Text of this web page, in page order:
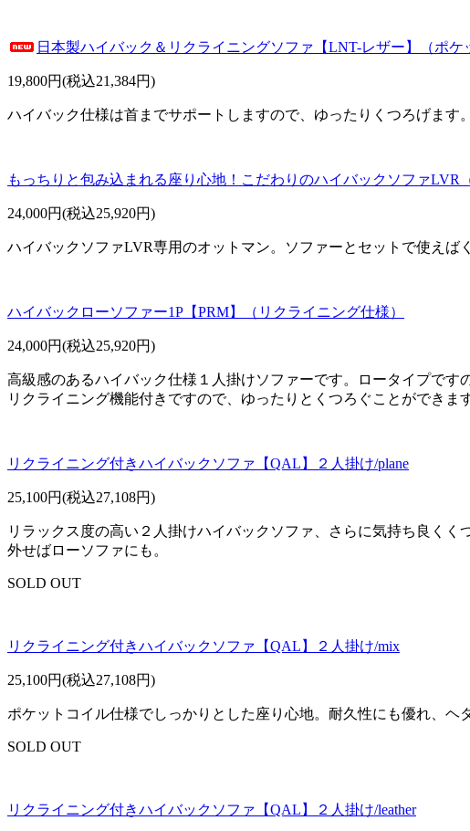
日本製ハイバック＆リクライニングソファ【LNT-レザー】（ポケ
19,800円(税込21,384円)
ハイバック仕様は首までサポートしますので、ゆったりくつろげま
もっちりと包み込まれる座り心地！こだわりのハイバックソファLVR
24,000円(税込25,920円)
ハイバックソファLVR専用のオットマン。ソファーとセットで使えば
ハイバックローソファー1P【PRM】（リクライニング仕様）
24,000円(税込25,920円)
高級感のあるハイバック仕様１人掛けソファーです。ロータイプで
リクライニング機能付きですので、ゆったりとくつろぐことができます
リクライニング付きハイバックソファ【QAL】２人掛け/plane
25,100円(税込27,108円)
リラックス度の高い２人掛けハイバックソファ、さらに気持ち良く
外せばローソファにも。
SOLD OUT
リクライニング付きハイバックソファ【QAL】２人掛け/mix
25,100円(税込27,108円)
ポケットコイル仕様でしっかりとした座り心地。耐久性にも優れ、
SOLD OUT
リクライニング付きハイバックソファ【QAL】２人掛け/leather